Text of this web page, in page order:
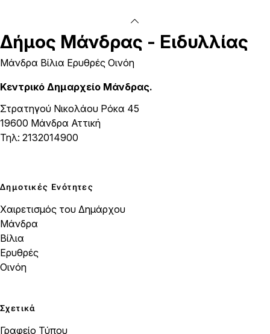
Δήμος Μάνδρας - Ειδυλλίας
Μάνδρα Βίλια Ερυθρές Οινόη
Κεντρικό Δημαρχείο Μάνδρας.
Στρατηγού Νικολάου Ρόκα 45
19600 Μάνδρα Αττική
Τηλ: 2132014900
Δημοτικές Ενότητες
Χαιρετισμός του Δημάρχου
Μάνδρα
Βίλια
Ερυθρές
Οινόη
Σχετικά
Γραφείο Τύπου